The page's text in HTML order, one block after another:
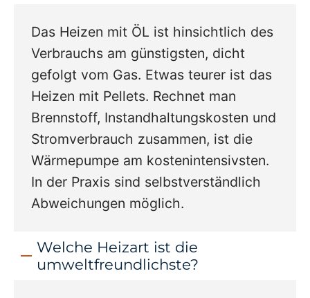
Das Heizen mit ÖL ist hinsichtlich des
Verbrauchs am günstigsten, dicht
gefolgt vom Gas. Etwas teurer ist das
Heizen mit Pellets. Rechnet man
Brennstoff, Instandhaltungskosten und
Stromverbrauch zusammen, ist die
Wärmepumpe am kostenintensivsten.
In der Praxis sind selbstverständlich
Abweichungen möglich.
Welche Heizart ist die
umweltfreundlichste?